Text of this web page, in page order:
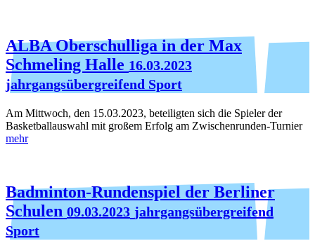
ALBA Oberschulliga in der Max
Schmeling Halle 16.03.2023
jahrgangsübergreifend Sport
Am Mittwoch, den 15.03.2023, beteiligten sich die Spieler der
Basketballauswahl mit großem Erfolg am Zwischenrunden-Turnier
mehr
Badminton-Rundenspiel der Berliner
Schulen 09.03.2023 jahrgangsübergreifend
Sport